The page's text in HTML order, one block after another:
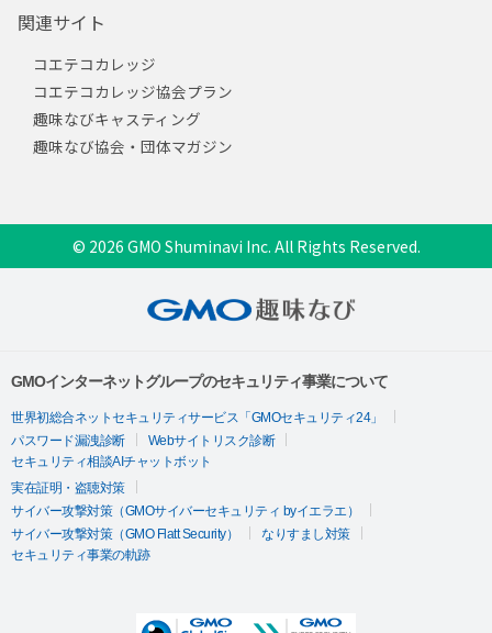
関連サイト
コエテコカレッジ
コエテコカレッジ協会プラン
趣味なびキャスティング
趣味なび協会・団体マガジン
© 2026 GMO Shuminavi Inc. All Rights Reserved.